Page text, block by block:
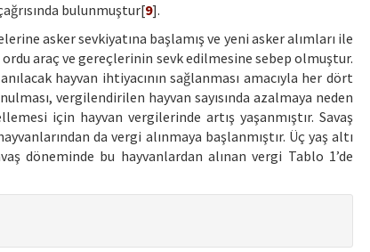
bulunmuştur[9].
asker sevkiyatına başlamış ve yeni asker alımları ile
ordu araç ve gereçlerinin sevk edilmesine sebep olmuştur.
hayvan ihtiyacının sağlanması amacıyla her dört
vergilendirilen hayvan sayısında azalmaya neden
için hayvan vergilerinde artış yaşanmıştır. Savaş
da vergi alınmaya başlanmıştır. Üç yaş altı
döneminde bu hayvanlardan alınan vergi Tablo 1’de